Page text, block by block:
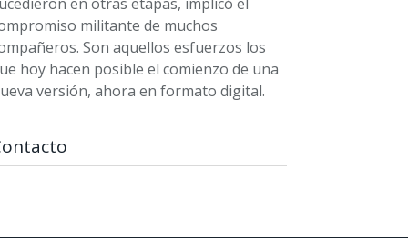
en otras etapas, implicó el
militante de muchos
Son aquellos esfuerzos los
hoy hacen posible el comienzo de una
versión, ahora en formato digital.